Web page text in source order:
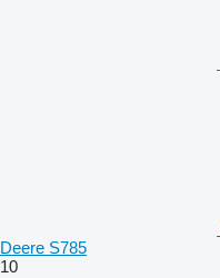
Deere S785
10